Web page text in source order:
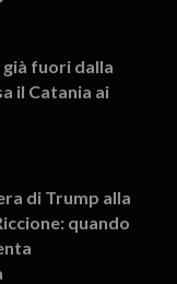
già fuori dalla
il Catania ai
di Trump alla
quando